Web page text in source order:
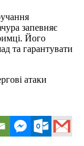
запевняє
Його
та гарантувати
атаки